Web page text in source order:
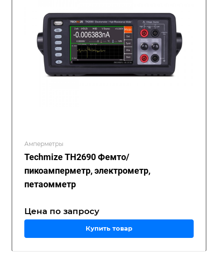
Амперметры
Techmize TH2690 Фемто/
пикоамперметр, электрометр,
петаомметр
Цена по запросу
Купить товар